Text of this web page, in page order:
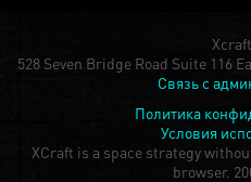
528 Seven Bridge Road Suite 116
Связь с
Политика
Условия
XCraft is a space strategy
browser.